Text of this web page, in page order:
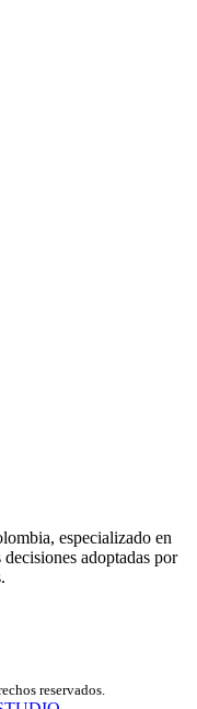
especializado en
adoptadas por
reservados.